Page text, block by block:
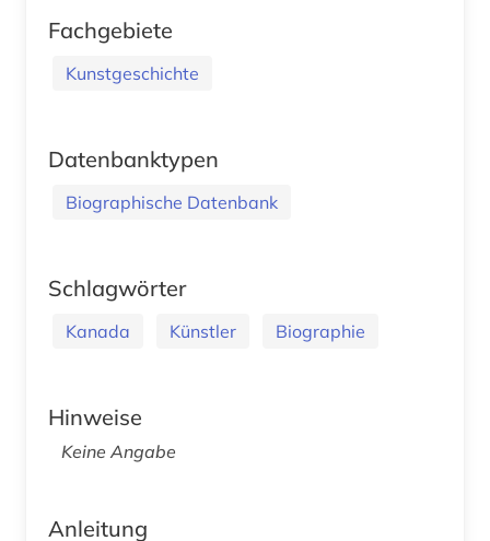
Fachgebiete
Kunstgeschichte
Datenbanktypen
Biographische Datenbank
Schlagwörter
Kanada Künstler Biographie
Hinweise
Keine Angabe
Anleitung